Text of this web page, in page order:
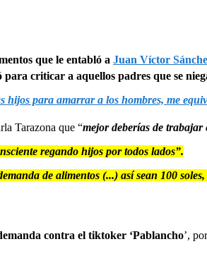
que le entabló a Juan Víctor
criticar a aquellos padres que se
hijos para amarrar a los hombres, me
Tarazona que “mejor deberías de
regando hijos por todos lados”.
de alimentos (...) así sean 100
contra el tiktoker ‘Pablancho’,